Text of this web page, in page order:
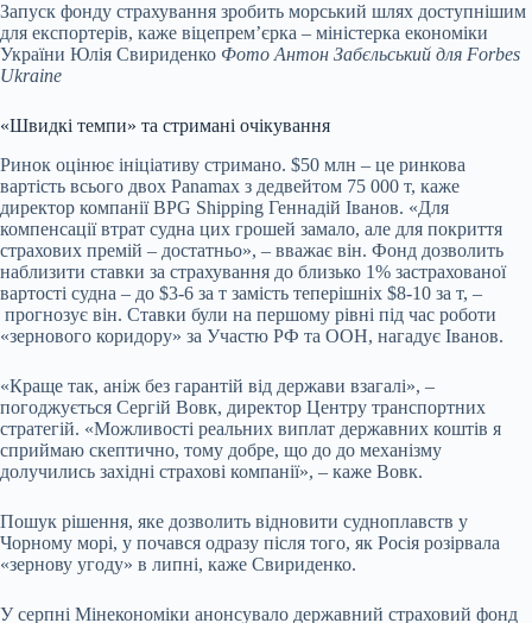
Запуск фонду страхування зробить морський шлях доступнішим
для експортерів, каже віцепрем’єрка – міністерка економіки
України Юлія Свириденко Фото Антон Забєльський для Forbes
Ukraine
«Швидкі темпи» та стримані очікування
Ринок оцінює ініціативу стримано. $50 млн – це ринкова
вартість всього двох Panamax з дедвейтом 75 000 т, каже
директор компанії BPG Shipping Геннадій Іванов. «Для
компенсації втрат судна цих грошей замало, але для покриття
страхових премій – достатньо», – вважає він. Фонд дозволить
наблизити ставки за страхування до близько 1% застрахованої
вартості судна – до $3-6 за т замість теперішніх $8-10 за т, –
прогнозує він. Ставки були на першому рівні під час роботи
«зернового коридору» за Участю РФ та ООН, нагадує Іванов.
«Краще так, аніж без гарантій від держави взагалі», –
погоджується Сергій Вовк, директор Центру транспортних
стратегій. «Можливості реальних виплат державних коштів я
сприймаю скептично, тому добре, що до до механізму
долучились західні страхові компанії», – каже Вовк.
Пошук рішення, яке дозволить відновити судноплавств у
Чорному морі, у почався одразу після того, як Росія розірвала
«зернову угоду» в липні, каже Свириденко.
У серпні Мінекономіки анонсувало державний страховий фонд